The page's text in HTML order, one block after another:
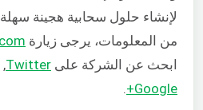
لإنشاء حلول سحابية هجينة
من المعلومات، يرجى زيارة
ابحث عن الشركة على Twitter
,
Google+
.